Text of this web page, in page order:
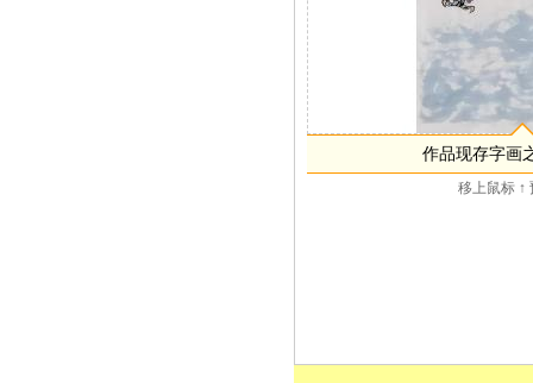
作品现存字画
移上鼠标 ↑